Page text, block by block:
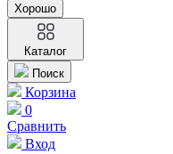
Хорошо
Каталог
Поиск
Корзина
0
Сравнить
Вход